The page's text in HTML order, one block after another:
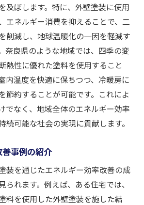
及ぼします。特に、外壁塗装に使用
エネルギー消費を抑えることで、二
削減し、地球温暖化の一因を軽減す
奈良県のような地域では、四季の変
熱性に優れた塗料を使用すること
内温度を快適に保ちつつ、冷暖房に
節約することが可能です。これによ
でなく、地域全体のエネルギー効率
続可能な社会の実現に貢献します。
事例の紹介
装を通じたエネルギー効率改善の成
られます。例えば、ある住宅では、
料を使用した外壁塗装を施した結